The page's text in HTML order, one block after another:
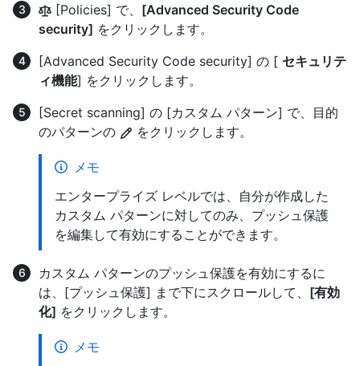
[Policies] で、 [Advanced Security Code
security] をクリックします。
[Advanced Security Code security] の [ セキュリテ
ィ機能] をクリックします。
[Secret scanning] の [カスタム パターン] で、目的
のパターンの
をクリックします。
メモ
エンタープライズ レベルでは、自分が作成した
カスタム パターンに対してのみ、プッシュ保護
を編集して有効にすることができます。
カスタム パターンのプッシュ保護を有効にするに
は、[プッシュ保護] まで下にスクロールして、 [有効
化] をクリックします。
メモ